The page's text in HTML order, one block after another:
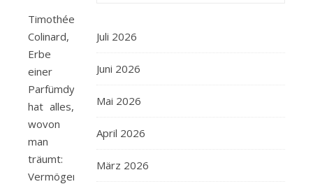
Timothée
Colinard,
Erbe
einer
Parfümdynastie,
hat alles,
wovon
man
träumt:
Vermögen,
Juli 2026
Juni 2026
Mai 2026
April 2026
März 2026